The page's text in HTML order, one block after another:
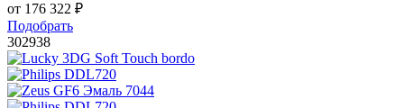
от 176 322 ₽
Подобрать
302938